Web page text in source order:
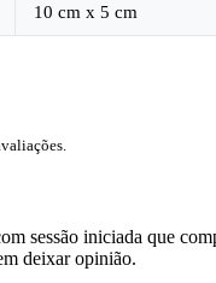
10 cm x 5 cm
sessão iniciada que
deixar opinião.